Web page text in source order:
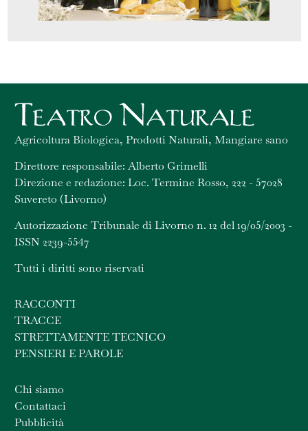
Agricoltura Biologica, Prodotti Naturali, Mangiare sano
Direttore responsabile: Alberto Grimelli
Direzione e redazione: Loc. Termine Rosso, 222 - 57028
Suvereto (Livorno)
Autorizzazione Tribunale di Livorno n. 12 del 19/05/2003 -
ISSN 2239-5547
Tutti i diritti sono riservati
RACCONTI
TRACCE
STRETTAMENTE TECNICO
PENSIERI E PAROLE
Chi siamo
Contattaci
Pubblicità